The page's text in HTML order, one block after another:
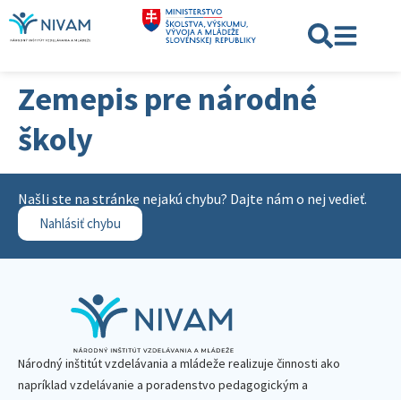
Zemepis pre národné
školy
Našli ste na stránke nejakú chybu? Dajte nám o nej vedieť.
Nahlásiť chybu
Národný inštitút vzdelávania a mládeže realizuje činnosti ako
napríklad vzdelávanie a poradenstvo pedagogickým a